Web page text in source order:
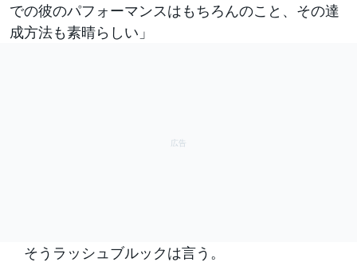
での彼のパフォーマンスはもちろんのこと、その達
成方法も素晴らしい」
そうラッシュブルックは言う。